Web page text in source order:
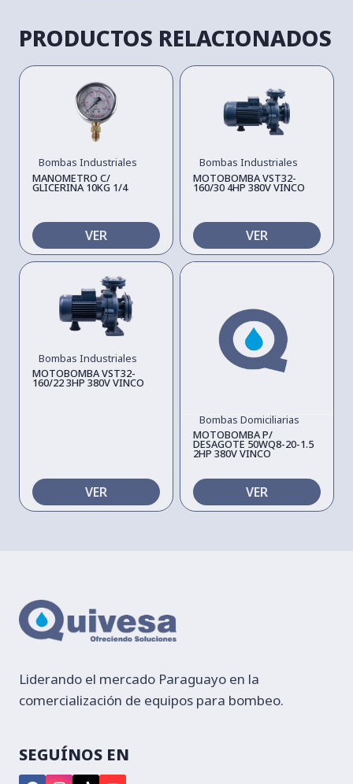
PRODUCTOS RELACIONADOS
Bombas Industriales
MANOMETRO C/
GLICERINA 10KG 1/4
VER
Bombas Industriales
MOTOBOMBA VST32-
160/30 4HP 380V VINCO
VER
Bombas Industriales
MOTOBOMBA VST32-
160/22 3HP 380V VINCO
VER
Bombas Domiciliarias
MOTOBOMBA P/
DESAGOTE 50WQ8-20-1.5
2HP 380V VINCO
VER
Liderando el mercado Paraguayo en la
comercialización de equipos para bombeo.
SEGUÍNOS EN